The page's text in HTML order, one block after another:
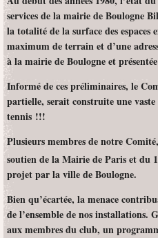
services de la mairie de Boulogne
la totalité de la surface des
maximum de terrain et d’une
à la mairie de Boulogne et
Informé de ces préliminaires, le
partielle, serait construite une
tennis !!!
Plusieurs membres de notre
soutien de la Mairie de Paris et du
projet par la ville de Boulogne.
Bien qu’écartée, la menace
de l’ensemble de nos
aux membres du club, un